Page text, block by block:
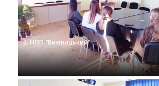
© НПП "Вижницький"